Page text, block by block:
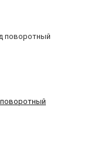
поворотный